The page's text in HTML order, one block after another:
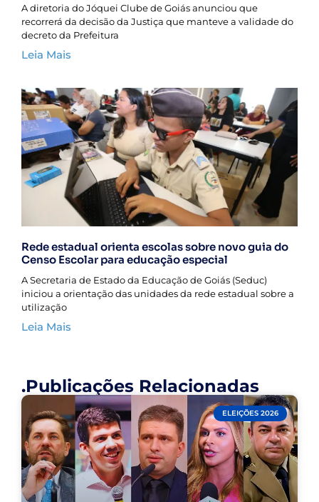
A diretoria do Jóquei Clube de Goiás anunciou que
recorrerá da decisão da Justiça que manteve a validade do
decreto da Prefeitura
Leia Mais
Rede estadual orienta escolas sobre novo guia do
Censo Escolar para educação especial
A Secretaria de Estado da Educação de Goiás (Seduc)
iniciou a orientação das unidades da rede estadual sobre a
utilização
Leia Mais
.Publicações Relacionadas
ELEIÇÕES 2026